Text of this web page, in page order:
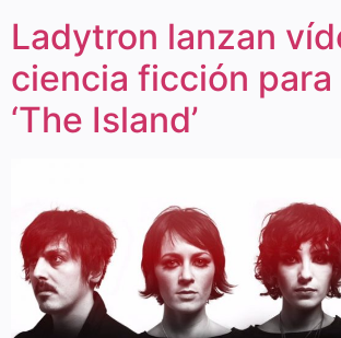
Ladytron lanzan
ciencia ficción para
‘The Island’